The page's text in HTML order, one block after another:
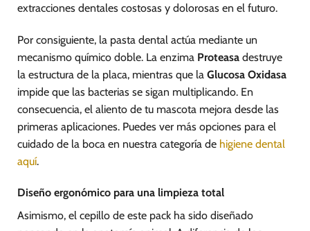
extracciones dentales costosas y dolorosas en el futuro.
Por consiguiente, la pasta dental actúa mediante un
mecanismo químico doble. La enzima Proteasa destruye
la estructura de la placa, mientras que la Glucosa Oxidasa
impide que las bacterias se sigan multiplicando. En
consecuencia, el aliento de tu mascota mejora desde las
primeras aplicaciones. Puedes ver más opciones para el
cuidado de la boca en nuestra categoría de higiene dental
aquí.
Diseño ergonómico para una limpieza total
Asimismo, el cepillo de este pack ha sido diseñado